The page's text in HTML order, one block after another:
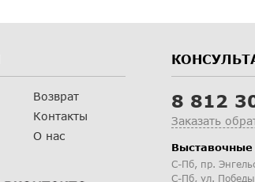
Возврат
Контакты
О нас
8 812
Заказать
Выставочные
С-Пб, пр.
С-Пб, ул.